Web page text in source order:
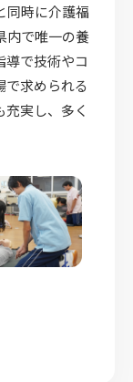
同時に介護福
内で唯一の養
導で技術やコ
で求められる
実し、多く